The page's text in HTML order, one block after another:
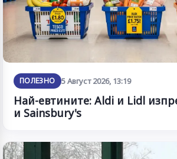
ПОЛЕЗНО 5 Август 2026, 13:19
Най-евтините: Aldi и Lidl
и Sainsbury's